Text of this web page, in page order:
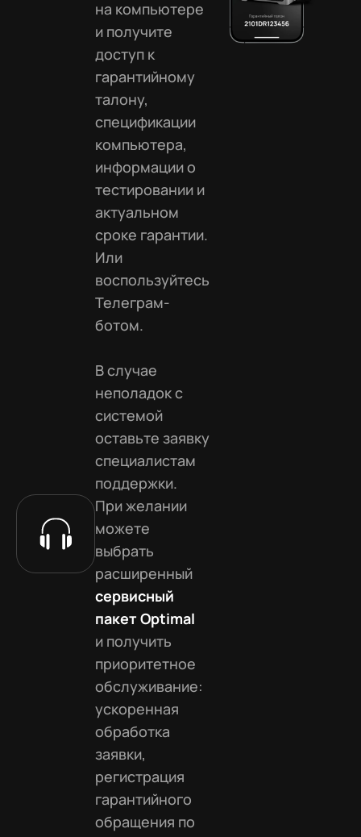
на компьютере
и получите
доступ к
гарантийному
талону,
спецификации
компьютера,
информации о
тестировании и
актуальном
сроке гарантии.
Или
воспользуйтесь
Телеграм-
ботом.
В случае
неполадок с
системой
оставьте заявку
специалистам
поддержки.
При желании
можете
выбрать
расширенный
сервисный
пакет Optimal
и получить
приоритетное
обслуживание:
ускоренная
обработка
заявки,
регистрация
гарантийного
обращения по